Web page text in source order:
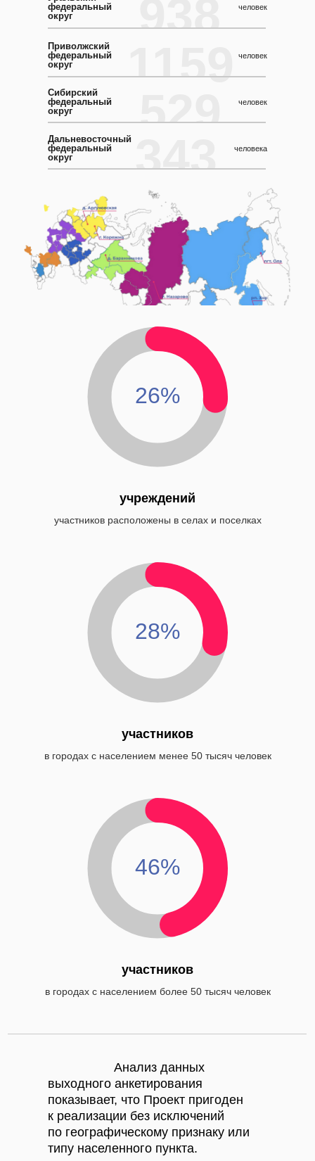
ВСЕГО
федеральный
округ
938 человек
Приволжский
федеральный
округ
1159 человек
Сибирский
федеральный
округ
529 человек
Дальневосточный
федеральный
округ
343 человека
26%
учреждений
участников расположены в селах и поселках
28%
участников
в городах с населением менее 50 тысяч человек
46%
участников
в городах с населением более 50 тысяч человек
Анализ данных
выходного анкетирования
показывает, что Проект пригоден
к реализации без исключений
по географическому признаку или
типу населенного пункта.